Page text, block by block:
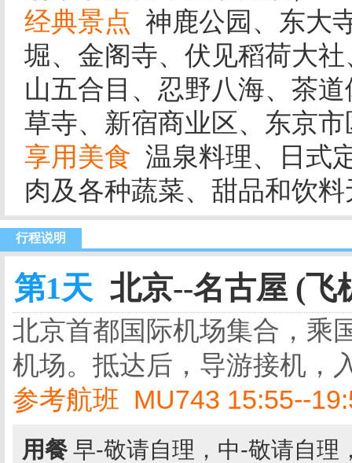
经典景点 神鹿公园、东大
堀、金阁寺、伏见稻荷大
山五合目、忍野八海、茶
草寺、新宿商业区、东京
享用美食 温泉料理、日式
肉及各种蔬菜、甜品和饮
行程说明
第1天 北京--名古屋 (飞
北京首都国际机场集合，乘
机场。抵达后，导游接机，
参考航班 MU743 15:55--
用餐 早-敬请自理，中-敬请自理